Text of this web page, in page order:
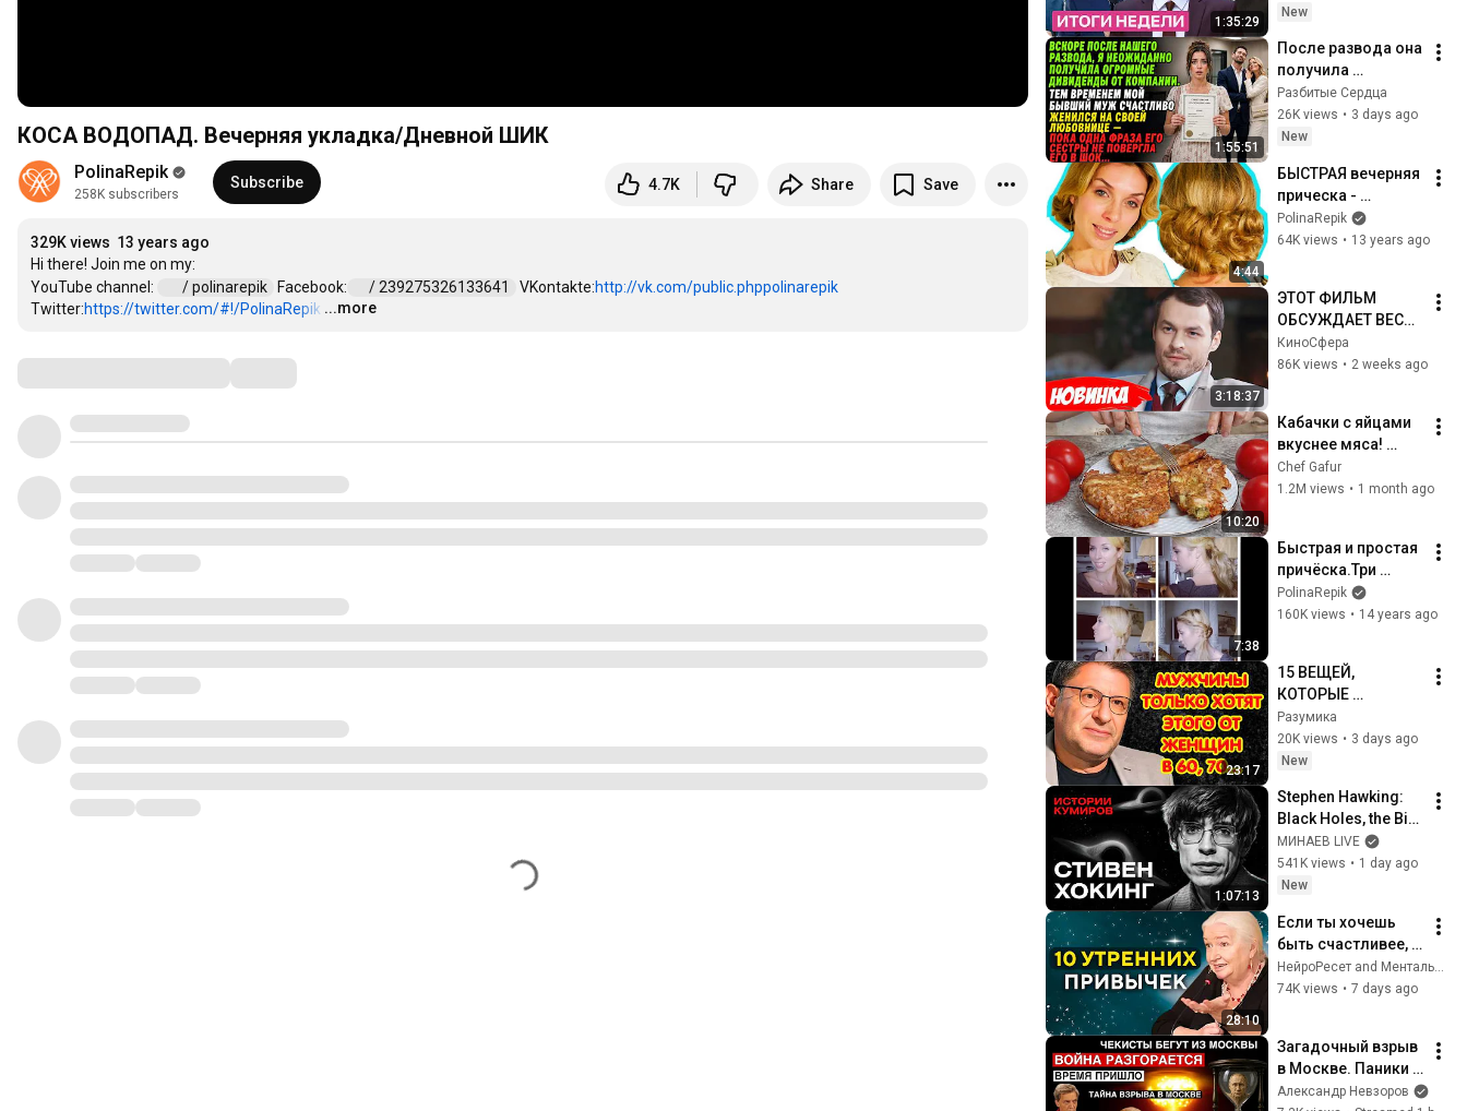
КОСА ВОДОПАД. Вечерняя укладка/Дневной ШИК
PolinaRepik
258K subscribers
Subscribe 4.7K Share Save
329K views 13 years ago
Hi there! Join me on my:
YouTube channel:
/ polinarepik Facebook: / 239275326133641 VKontakte:http://vk.com/public.phppolinarepik
Twitter:https://twitter.com/#!/PolinaRepik …
...more
1:35:29
WIldberries. Снимут
New
1:55:51
После развода она
получила
миллионы — на
свадьбе бывшего
мужа его сестра
Разбитые Сердца
26K views • 3 days ago
New
4:44
БЫСТРАЯ вечерняя
прическа -
ПРАЗДНИЧНАЯ
причёска
PolinaRepik
64K views • 13 years ago
3:18:37
ЭТОТ ФИЛЬМ
ОБСУЖДАЕТ ВЕСЬ
ИНТЕРНЕТ!
СМОТРЕТЬ ВСЕМ! |
КиноCфера
86K views • 2 weeks ago
10:20
Кабачки с яйцами
вкуснее мяса!
Мало кто знает
секрет! Бабушка
Chef Gafur
1.2M views • 1 month ago
7:38
Быстрая и простая
причёска.Три
варианта хвоста.
PolinaRepik
160K views • 14 years ago
23:17
15 ВЕЩЕЙ,
КОТОРЫЕ
МУЖЧИНЫ ХОТЯТ
ОТ ЖЕНЩИНЫ
ПОСЛЕ 60–70 ЛЕТ
Лабковский
Разумика
20K views • 3 days ago
New
1:07:13
Stephen Hawking:
Black Holes, the Big
Bang, and the End of
the Universe / Idol
Stories / MINAEV
МИНАЕВ LIVE
541K views • 1 day ago
New
28:10
Если ты хочешь
быть счастливее,
начни день с этих
10 привычек |
НейроРесет and Ментальное Долголетие
74K views • 7 days ago
Загадочный взрыв
в Москве. Паники
нет. В бункере -
Александр Невзоров